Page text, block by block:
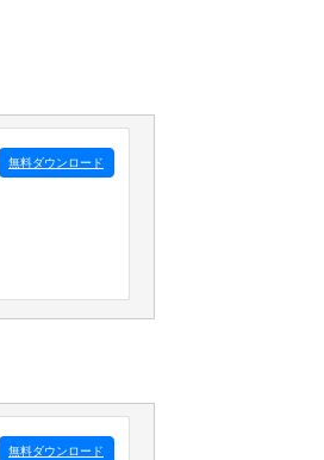
無料ダウンロード
無料ダウンロード